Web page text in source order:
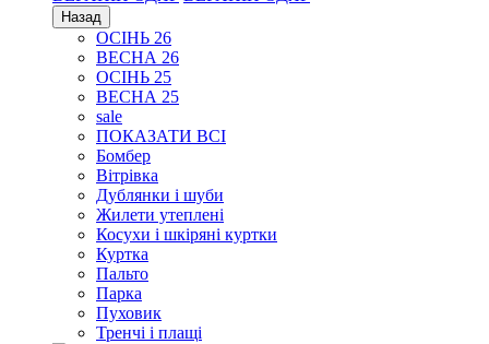
Назад
ОСІНЬ 26
ВЕСНА 26
ОСІНЬ 25
ВЕСНА 25
sale
ПОКАЗАТИ ВСІ
Бомбер
Вітрівка
Дублянки і шуби
Жилети утеплені
Косухи і шкіряні куртки
Куртка
Пальто
Парка
Пуховик
Тренчі і плащі